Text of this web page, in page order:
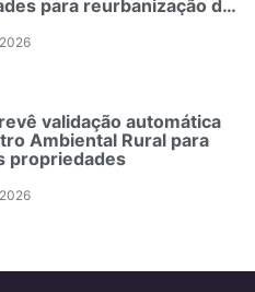
para reurbanização de
validação automática
Ambiental Rural para
propriedades